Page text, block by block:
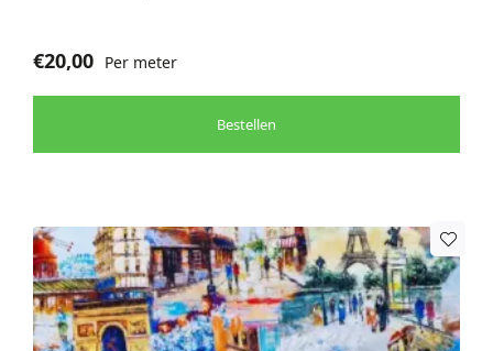
€20,00 Per meter
Bestellen
productpagina